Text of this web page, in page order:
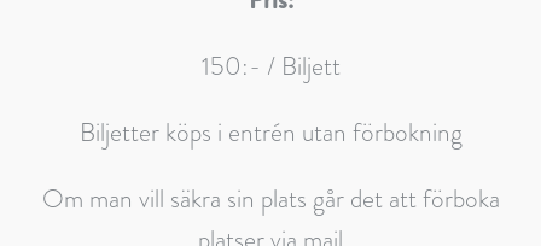
150:- / Biljett
Biljetter köps i entrén utan förbokning
Om man vill säkra sin plats går det att förboka